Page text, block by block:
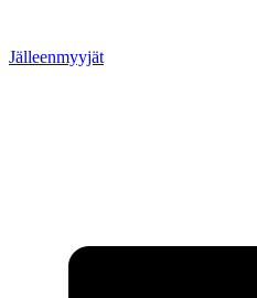
Jälleenmyyjät